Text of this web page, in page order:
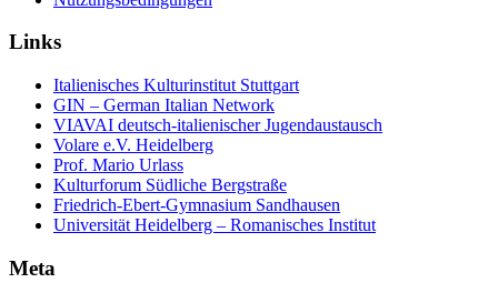
Links
Italienisches Kulturinstitut Stuttgart
GIN – German Italian Network
VIAVAI deutsch-italienischer Jugendaustausch
Volare e.V. Heidelberg
Prof. Mario Urlass
Kulturforum Südliche Bergstraße
Friedrich-Ebert-Gymnasium Sandhausen
Universität Heidelberg – Romanisches Institut
Meta